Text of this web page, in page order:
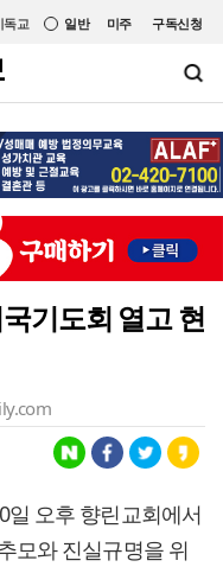
미주 구독신청
일반
독교
기도회 열고 현
일 오후 향린교회에서
모와 진실규명을 위